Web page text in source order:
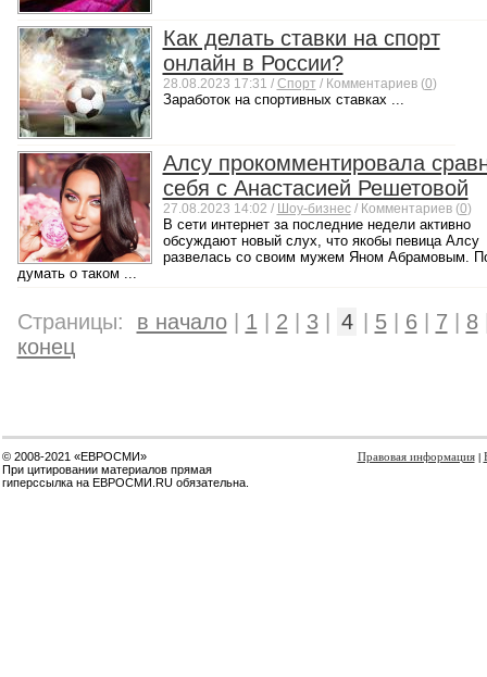
Как делать ставки на спорт
онлайн в России?
28.08.2023 17:31 / Спорт / Комментариев (0)
Заработок на спортивных ставках ...
Алсу прокомментировала
себя с Анастасией Решетовой
27.08.2023 14:02 / Шоу-бизнес/ Комментариев (0)
В сети интернет за последние недели активно
обсуждают новый слух, что якобы певица Алсу
развелась со своим мужем Яном Абрамовым.
думать о таком ...
Страницы: в начало| 1 2 3| 4 5| 6| 7 8
конец
© 2008-2021 «ЕВРОСМИ»
При цитировании материалов прямая
гиперссылка на ЕВРОСМИ.RU обязательна.
Правовая информация|